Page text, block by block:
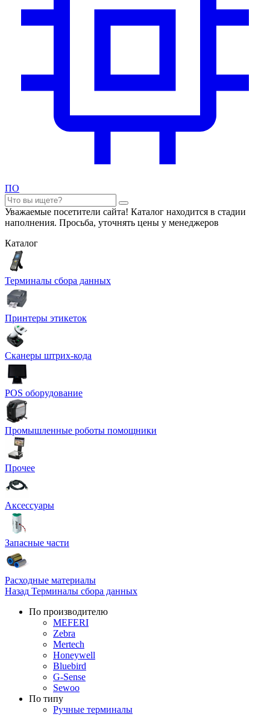
ПО
Уважаемые посетители сайта! Каталог находится в стадии
наполнения. Просьба, уточнять цены у менеджеров
Каталог
Терминалы сбора данных
Принтеры этикеток
Сканеры штрих-кода
POS оборудование
Промышленные роботы помощники
Прочее
Аксессуары
Запасные части
Расходные материалы
Назад Терминалы сбора данных
По производителю
MEFERI
Zebra
Mertech
Honeywell
Bluebird
G-Sense
Sewoo
По типу
Ручные терминалы